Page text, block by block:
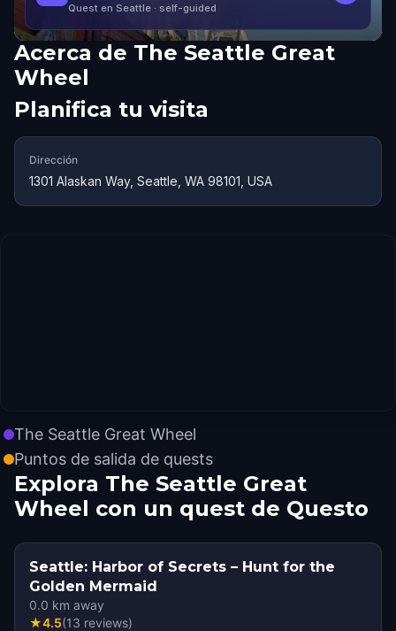
Quest en Seattle · self-guided
Acerca de The Seattle Great
Wheel
Planifica tu visita
Dirección
1301 Alaskan Way, Seattle, WA 98101, USA
The Seattle Great Wheel
Puntos de salida de quests
Explora The Seattle Great
Wheel con un quest de Questo
Seattle: Harbor of Secrets – Hunt for the
Golden Mermaid
0.0 km away
★4.5(13 reviews)